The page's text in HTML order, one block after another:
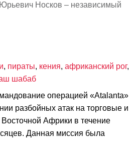
Носков – независимый
, пираты, кения, африканский рог,
шабаб
операцией «Atalanta»
разбойных атак на торговые и
Африки в течение
Данная миссия была